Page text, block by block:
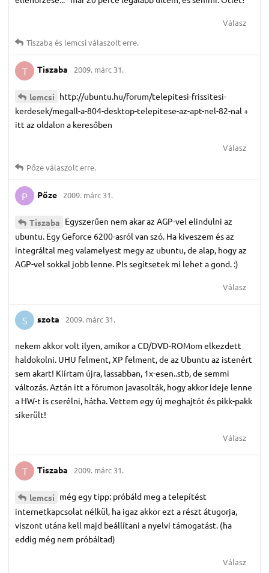
Válasz
Tiszaba és lemcsiválaszolt erre.
T Tiszaba 2009. márc 31.
lemcsi http://ubuntu.hu/forum/telepitesi-frissitesi-
kerdesek/megall-a-804-desktop-telepitese-az-apt-nel-82-nal +
itt az oldalon a keresőben
Válasz
Pőzeválaszolt erre.
P Pőze 2009. márc 31.
Tiszaba Egyszerűen nem akar az AGP-vel elindulni az
ubuntu. Egy Geforce 6200-asról van szó. Ha kiveszem és az
integráltal meg valamelyest megy az ubuntu, de alap, hogy az
AGP-vel sokkal jobb lenne. Pls segítsetek mi lehet a gond. :)
Válasz
S szota 2009. márc 31.
nekem akkor volt ilyen, amikor a CD/DVD-ROMom elkezdett
haldokolni. UHU felment, XP felment, de az Ubuntu az istenért
sem akart! Kiírtam újra, lassabban, 1x-esen..stb, de semmi
változás. Aztán itt a fórumon javasolták, hogy akkor ideje lenne
a HW-t is cserélni, hátha. Vettem egy új meghajtót és pikk-pakk
sikerült!
Válasz
T Tiszaba 2009. márc 31.
lemcsi még egy tipp: próbáld meg a telepítést
internetkapcsolat nélkül, ha igaz akkor ezt a részt átugorja,
viszont utána kell majd beállítani a nyelvi támogatást. (ha
eddig még nem próbáltad)
Válasz